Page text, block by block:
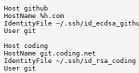
Host github
HostName %h.com
IdentityFile ~/.ssh/
User git
Host coding
HostName git.coding.net
IdentityFile ~/.ssh/id_rsa_coding
User git